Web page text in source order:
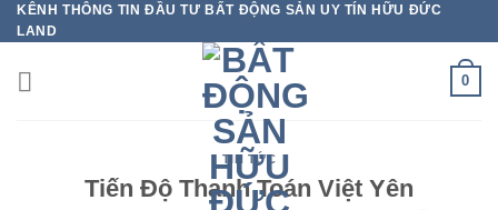
Bỏ
qua
nội
dung
KÊNH THÔNG TIN ĐẦU TƯ BẤT ĐỘNG SẢN UY TÍN HỮU ĐỨC
LAND
0
TIN TỨC
Tiến Độ Thanh Toán Việt Yên